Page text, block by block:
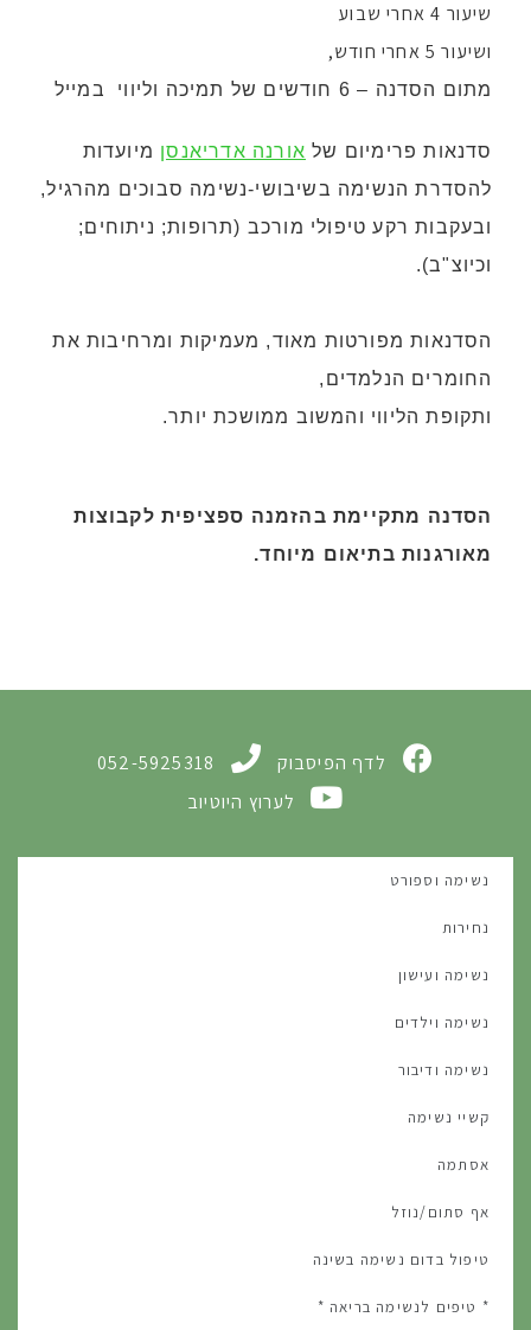
שיעור 4 אחרי שבוע
ושיעור 5 אחרי חודש,
מתום הסדנה – 6 חודשים של תמיכה וליווי במייל
סדנאות פרימיום של אורנה אדריאנסן מיועדות
להסדרת הנשימה בשיבושי-נשימה סבוכים מהרגיל,
ובעקבות רקע טיפולי מורכב (תרופות; ניתוחים;
וכיוצ"ב).
הסדנאות מפורטות מאוד, מעמיקות ומרחיבות את
החומרים הנלמדים,
ותקופת הליווי והמשוב ממושכת יותר.
הסדנה מתקיימת בהזמנה ספציפית לקבוצות
מאורגנות בתיאום מיוחד.
לדף הפיסבוק
052-5925318
לערוץ היוטיוב
נשימה וספורט
נחירות
נשימה ועישון
נשימה וילדים
נשימה ודיבור
קשיי נשימה
אסתמה
אף סתום/נוזל
טיפול בדום נשימה בשינה
* טיפים לנשימה בריאה *